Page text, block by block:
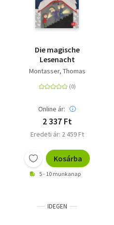
Die magische
Lesenacht
Montasser, Thomas
Online ár:
2 337 Ft
Eredeti ár: 2 459 Ft
Kosárba
5 - 10 munkanap
IDEGEN